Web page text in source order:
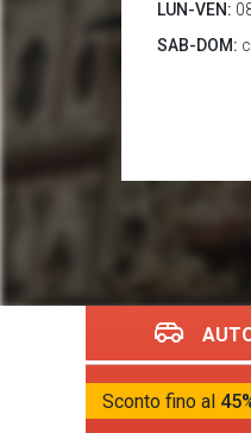
LUN-VEN:
SAB-DOM:
Sconto fino al